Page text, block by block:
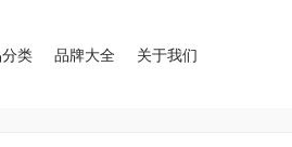
类 品牌大全 关于我们